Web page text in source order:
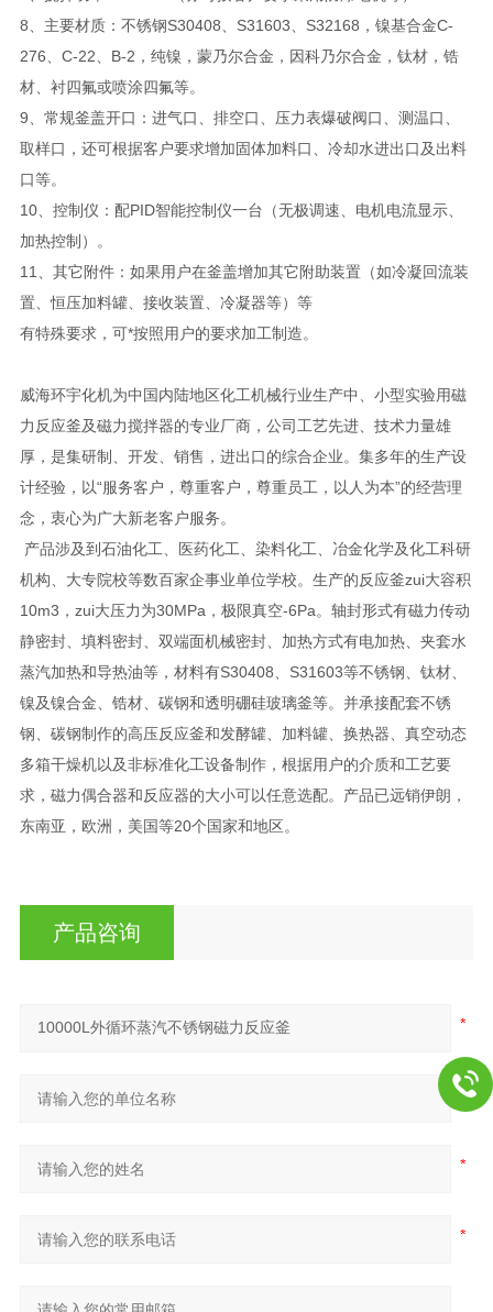
8、主要材质：不锈钢S30408、S31603、S32168，镍基合金C-
276、C-22、B-2，纯镍，蒙乃尔合金，因科乃尔合金，钛材，锆
材、衬四氟或喷涂四氟等。
9、常规釜盖开口：进气口、排空口、压力表爆破阀口、测温口、
取样口，还可根据客户要求增加固体加料口、冷却水进出口及出料
口等。
10、控制仪：配PID智能控制仪一台（无极调速、电机电流显示、
加热控制）。
11、其它附件：如果用户在釜盖增加其它附助装置（如冷凝回流装
置、恒压加料罐、接收装置、冷凝器等）等
有特殊要求，可*按照用户的要求加工制造。
威海环宇化机为中国内陆地区化工机械行业生产中、小型实验用磁
力反应釜及磁力搅拌器的专业厂商，公司工艺先进、技术力量雄
厚，是集研制、开发、销售，进出口的综合企业。集多年的生产设
计经验，以“服务客户，尊重客户，尊重员工，以人为本”的经营理
念，衷心为广大新老客户服务。
产品涉及到石油化工、医药化工、染料化工、冶金化学及化工科研
机构、大专院校等数百家企事业单位学校。生产的反应釜zui大容积
10m3，zui大压力为30MPa，极限真空-6Pa。轴封形式有磁力传动
静密封、填料密封、双端面机械密封、加热方式有电加热、夹套水
蒸汽加热和导热油等，材料有S30408、S31603等不锈钢、钛材、
镍及镍合金、锆材、碳钢和透明硼硅玻璃釜等。并承接配套不锈
钢、碳钢制作的高压反应釜和发酵罐、加料罐、换热器、真空动态
多箱干燥机以及非标准化工设备制作，根据用户的介质和工艺要
求，磁力偶合器和反应器的大小可以任意选配。产品已远销伊朗，
东南亚，欧洲，美国等20个国家和地区。
产品咨询